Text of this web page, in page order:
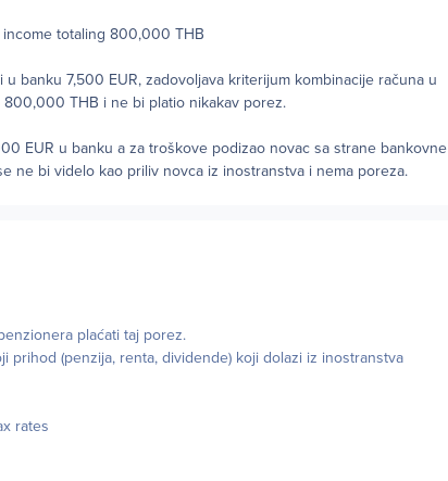
totaling 800,000 THB
banku 7,500 EUR, zadovoljava kriterijum kombinacije računa u
THB i ne bi platio nikakav porez.
EUR u banku a za troškove podizao novac sa strane bankovne
ne bi videlo kao priliv novca iz inostranstva i nema poreza.
plaćati taj porez.
prihod (penzija, renta, dividende) koji dolazi iz inostranstva
rates